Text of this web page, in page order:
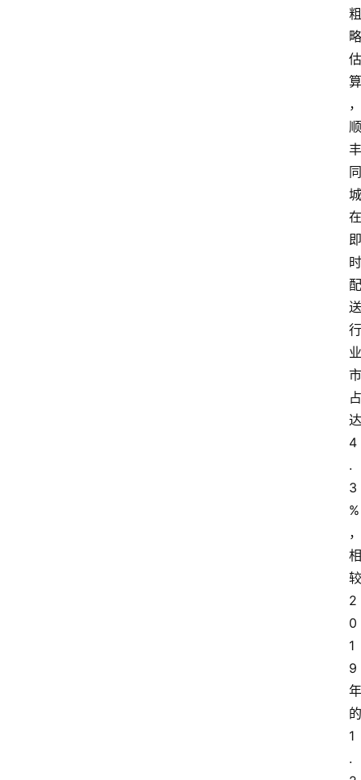
粗
略
估
算
，
顺
丰
同
城
在
即
时
配
送
行
业
市
占
达
4
.
3
%
，
相
较
2
0
1
9
年
的
1
.